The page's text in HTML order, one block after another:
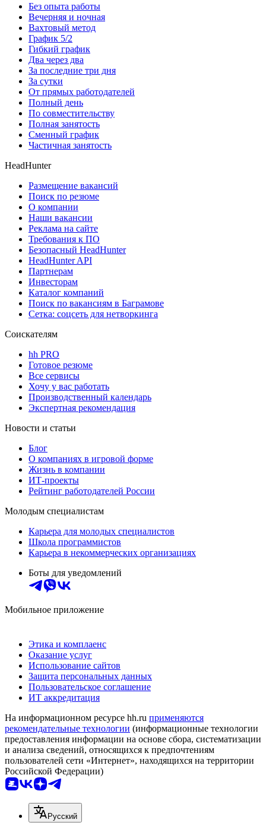
Без опыта работы
Вечерняя и ночная
Вахтовый метод
График 5/2
Гибкий график
Два через два
За последние три дня
За сутки
От прямых работодателей
Полный день
По совместительству
Полная занятость
Сменный график
Частичная занятость
HeadHunter
Размещение вакансий
Поиск по резюме
О компании
Наши вакансии
Реклама на сайте
Требования к ПО
Безопасный HeadHunter
HeadHunter API
Партнерам
Инвесторам
Каталог компаний
Поиск по вакансиям в Баграмове
Сетка: соцсеть для нетворкинга
Соискателям
hh PRO
Готовое резюме
Все сервисы
Хочу у вас работать
Производственный календарь
Экспертная рекомендация
Новости и статьи
Блог
О компаниях в игровой форме
Жизнь в компании
ИТ-проекты
Рейтинг работодателей России
Молодым специалистам
Карьера для молодых специалистов
Школа программистов
Карьера в некоммерческих организациях
Боты для уведомлений
Мобильное приложение
Этика и комплаенс
Оказание услуг
Использование сайтов
Защита персональных данных
Пользовательское соглашение
ИТ аккредитация
На информационном ресурсе hh.ru применяются
рекомендательные технологии (информационные технологии
предоставления информации на основе сбора, систематизации
и анализа сведений, относящихся к предпочтениям
пользователей сети «Интернет», находящихся на территории
Российской Федерации)
Русский